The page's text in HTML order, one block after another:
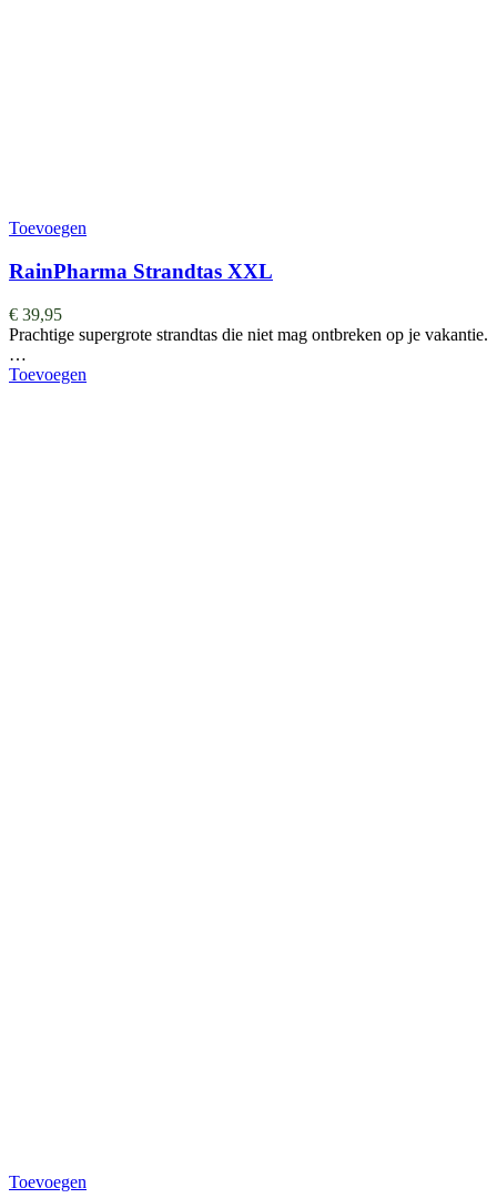
Toevoegen
RainPharma Strandtas XXL
€ 39,95
Prachtige supergrote strandtas die niet mag ontbreken op je vakantie.
…
Toevoegen
Toevoegen